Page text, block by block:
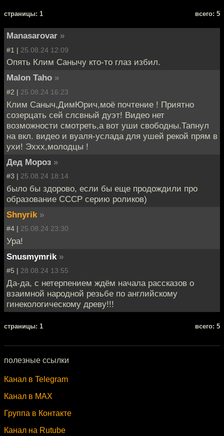
cтраницы: 1 всего: 5
Manasarovar »
#1 | 25.08.24 12:09
Опять Клим Санычу кто-то глаз избил.
Malon Taho »
#2 | 25.08.24 16:23
Клим Саныч,ДимЮрич,моё почтение ! Приятно
созерцать сей слсвный дуэт! Видео нет
возможности смотреть,а вот уши свободны.Тапнул
на вкл. видео и вуаля-услада для ушей рекой прям в
ухи! Эххх,молодцы !
Дед Мороз »
#3 | 25.08.24 18:14
было бы здорово, если бы еще продождили про
образование СССР серию роликов)
Shnyrik »
#4 | 25.08.24 23:30
Ура!
Snusmymrik »
#5 | 28.08.24 13:55
Да-да, с нетерпением ждём начала рассказов о
взаимной народной резьбе по английскому
гинекологическому древу!!!
cтраницы: 1 всего: 5
полезные ссылки
Канал в Telegram
Канал в MAX
Группа в Контакте
Канал на Rutube